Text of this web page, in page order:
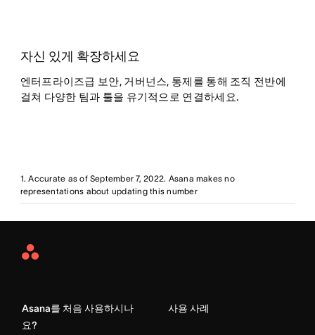
자신 있게 확장하세요
엔터프라이즈급 보안, 거버넌스, 통제를 통해 조직 전반에
걸쳐 다양한 팀과 툴을 유기적으로 연결하세요.
1. Accurate as of September 7, 2022. Asana makes no
representations about updating this number
Asana
Asana를 처음 사용하시나
요?
사용 사례